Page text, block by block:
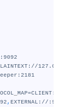
:9092
://
:2181
MAP=CLIENT
, EXTERNAL ://